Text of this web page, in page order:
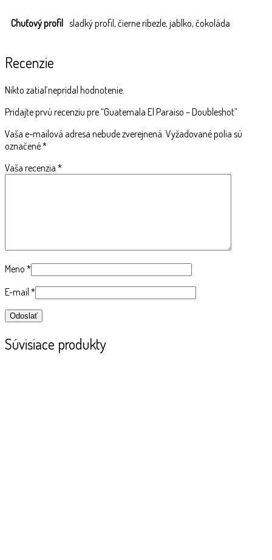
Chuťový profil sladký profil, čierne ríbezle, jablko, čokoláda
Recenzie
Nikto zatiaľ nepridal hodnotenie.
Pridajte prvú recenziu pre “Guatemala El Paraiso – Doubleshot”
Vaša e-mailová adresa nebude zverejnená. Vyžadované polia sú
označené*
Vaša recenzia *
Meno *
E-mail *
Súvisiace produkty